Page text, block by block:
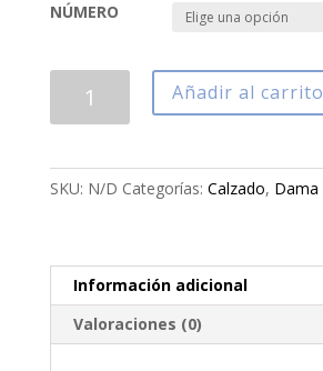
NÚMERO
CLÍNICO
106
Añadir al carrito
SKU: N/D Categorías: Calzado, Dama
Información adicional
Valoraciones (0)